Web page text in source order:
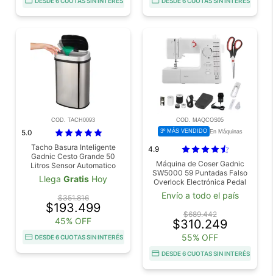
COD. TACH0093
5.0
Tacho Basura Inteligente
Gadnic Cesto Grande 50
Litros Sensor Automatico
Acero Inoxidable Antihuellas
Llega Gratis Hoy
$351.816
$193.499
45% OFF
DESDE 6 CUOTAS SIN INTERÉS
COD. MAQCOS05
3º MÁS VENDIDO En Máquinas
4.9
Máquina de Coser Gadnic
SW5000 59 Puntadas Falso
Overlock Electrónica Pedal
Luz Led
Envío a todo el país
$689.442
$310.249
55% OFF
DESDE 6 CUOTAS SIN INTERÉS